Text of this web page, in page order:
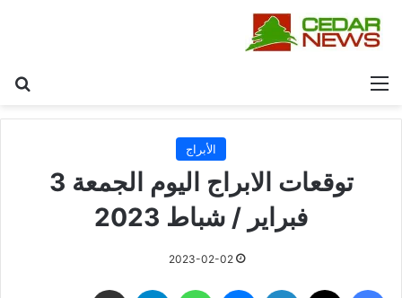
القائمة
الأبراج
توقعات الابراج اليوم الجمعة 3
فبراير / شباط 2023‎‎
2023-02-02
فيسبوك لينكدإن ماسنجر واتساب تيلقرام